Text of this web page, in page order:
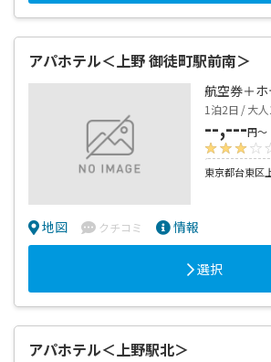
アパホテル＜上野 御徒町駅前南＞
航空券＋
1泊2日 / 大
--,---円～
東京都台東区
地図 クチコミ 情報
選択
アパホテル＜上野駅北＞